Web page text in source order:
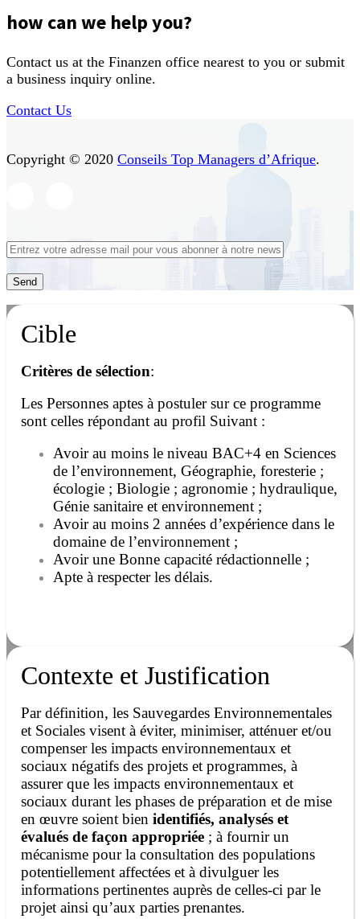
how can we help you?
Contact us at the Finanzen office nearest to you or submit
a business inquiry online.
Contact Us
Copyright © 2020 Conseils Top Managers d’Afrique.
Cible
Critères de sélection:
Les Personnes aptes à postuler sur ce programme
sont celles répondant au profil Suivant :
Avoir au moins le niveau BAC+4 en Sciences
de l’environnement, Géographie, foresterie ;
écologie ; Biologie ; agronomie ; hydraulique,
Génie sanitaire et environnement ;
Avoir au moins 2 années d’expérience dans le
domaine de l’environnement ;
Avoir une Bonne capacité rédactionnelle ;
Apte à respecter les délais.
Contexte et Justification
Par définition, les Sauvegardes Environnementales
et Sociales visent à éviter, minimiser, atténuer et/ou
compenser les impacts environnementaux et
sociaux négatifs des projets et programmes, à
assurer que les impacts environnementaux et
sociaux durant les phases de préparation et de mise
en œuvre soient bien identifiés, analysés et
évalués de façon appropriée ; à fournir un
mécanisme pour la consultation des populations
potentiellement affectées et à divulguer les
informations pertinentes auprès de celles-ci par le
projet ainsi qu’aux parties prenantes.